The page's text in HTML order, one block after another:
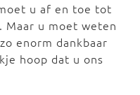
u af en toe tot
Maar u moet weten
enorm dankbaar
hoop dat u ons